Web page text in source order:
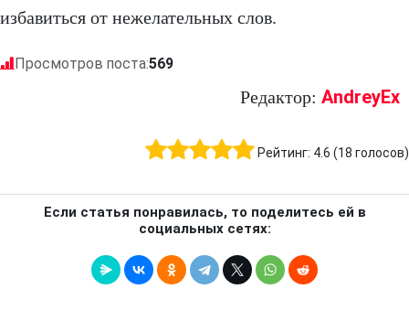
избавиться от нежелательных слов.
Просмотров поста:569
Редактор: AndreyEx
Рейтинг: 4.6 (18 голосов)
Если статья понравилась, то поделитесь ей в
социальных сетях: